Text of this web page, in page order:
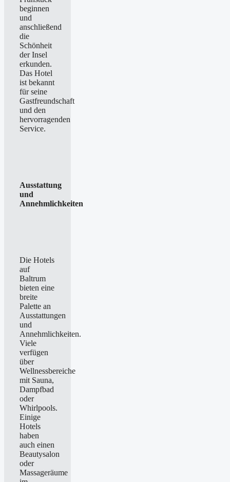
beginnen
und
anschließend
die
Schönheit
der Insel
erkunden.
Das Hotel
ist bekannt
für seine
Gastfreundschaft
und den
hervorragenden
Service.
Ausstattung
und
Annehmlichkeiten
Die Hotels
auf
Baltrum
bieten eine
breite
Palette an
Ausstattungen
und
Annehmlichkeiten.
Viele
verfügen
über
Wellnessbereiche
mit Sauna,
Dampfbad
oder
Whirlpools.
Einige
Hotels
haben
auch einen
Beautysalon
oder
Massageräume